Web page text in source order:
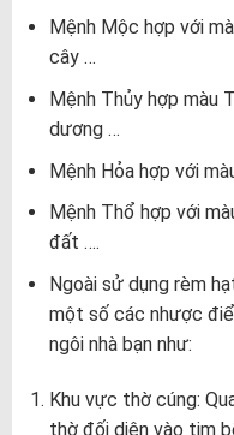
Mệnh Mộc hợp với
cây …
Mệnh Thủy hợp màu
dương …
Mệnh Hỏa hợp với
Mệnh Thổ hợp với
đất ….
Ngoài sử dụng rèm
một số các nhược
ngôi nhà bạn như:
Khu vực thờ cúng:
thờ đối diện vào tim